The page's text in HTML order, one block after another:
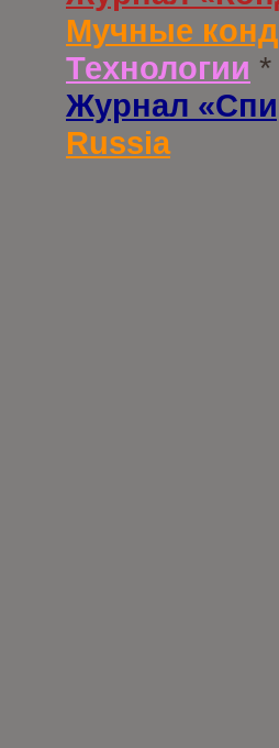
Мучные
Технологии *
Журнал
Russia